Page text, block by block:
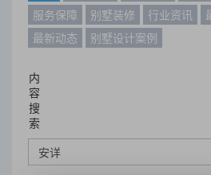
服务保障
别墅装修 行业资讯
最新动态
别墅设计案例
内
容
搜
索